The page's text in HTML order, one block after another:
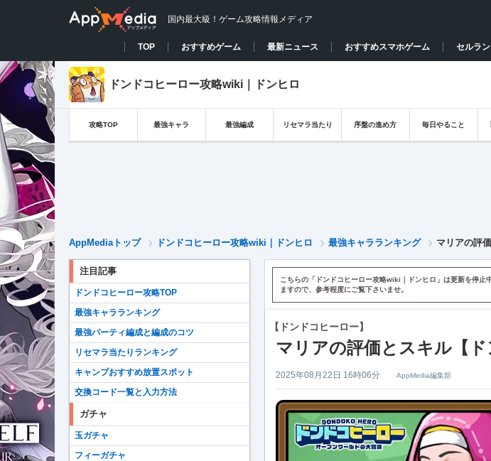
国内最大級！ゲーム攻略情報メディア
TOP おすすめゲーム 最新ニュース おすすめスマホゲーム セルラン
ドンドコヒーロー攻略wiki｜ドンヒロ
攻略TOP 最強キャラ 最強編成 リセマラ当たり 序盤の進め方 毎日やること
AppMediaトップ ドンドコヒーロー攻略wiki｜ドンヒロ 最強キャラランキング マリアの評
こちらの「ドンドコヒーロー攻略wiki｜ドンヒロ」は更新を停止
ますので、参考程度にご覧下さいませ。
【ドンドコヒーロー】
マリアの評価とスキル【ド
2025年08月22日 16時06分 AppMedia編集部
注目記事
ドンドコヒーロー攻略TOP
最強キャラランキング
最強パーティ編成と編成のコツ
リセマラ当たりランキング
キャンプおすすめ放置スポット
交換コード一覧と入力方法
ガチャ
玉ガチャ
フィーガチャ